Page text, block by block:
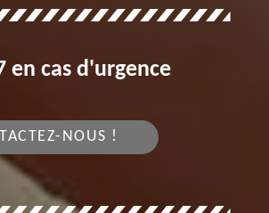
cas d'urgence
NOUS !